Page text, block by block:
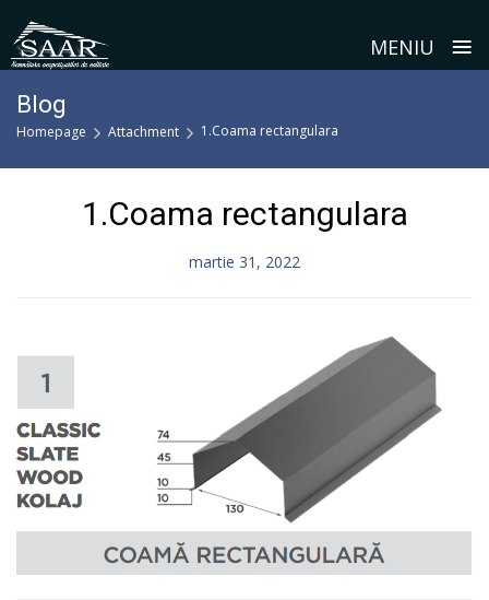
MENIU ≡
content
Blog
Homepage Attachment 1.Coama rectangulara
1.Coama rectangulara
martie 31, 2022